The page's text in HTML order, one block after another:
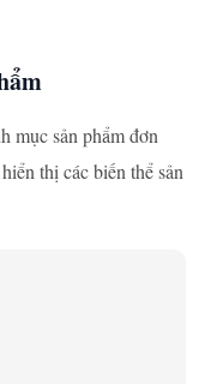
mục sản phẩm đơn
thị các biến thể sản